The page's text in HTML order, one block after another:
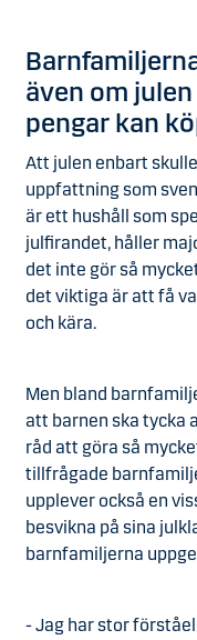
även om
pengar kan
Att julen enbart
uppfattning som
är ett hushåll som
julfirandet, håller
det inte gör så
det viktiga är att få
och kära.
Men bland
att barnen ska tycka
råd att göra så
tillfrågade
upplever också en
besvikna på sina
barnfamiljerna
-Jag har stor